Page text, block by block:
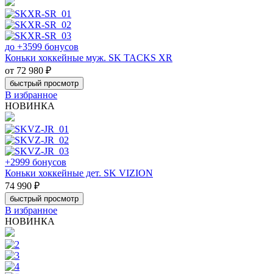
до +3599 бонусов
Коньки хоккейные муж. SK TACKS XR
от 72 980 ₽
быстрый просмотр
В избранное
НОВИНКА
+2999 бонусов
Коньки хоккейные дет. SK VIZION
74 990 ₽
быстрый просмотр
В избранное
НОВИНКА